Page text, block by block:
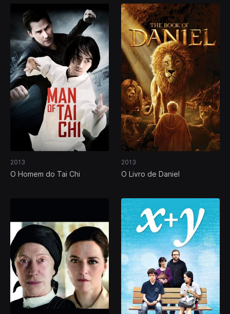
2013
O Homem do Tai Chi
2013
O Livro de Daniel